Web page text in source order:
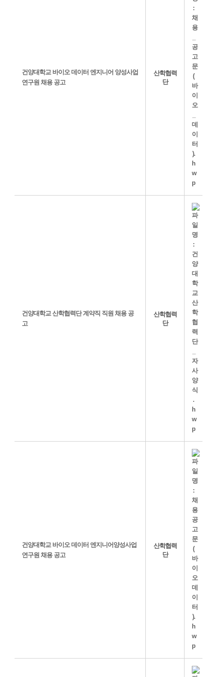
건양대학교 바이오 데이터 엔지니어 양성사업
연구원 채용 공고
산학협력
단
건양대학교 산학협력단 계약직 직원 채용 공
고
산학협력
단
건양대학교 바이오 데이터 엔지니어양성사업
연구원 채용 공고
산학협력
단